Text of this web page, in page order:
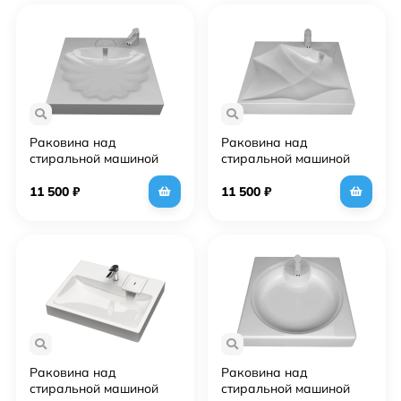
Раковина над
стиральной машиной
SuperSan Рицца 60х55
см
11 500 ₽
Раковина над
стиральной машиной
60х50 см
11 500 ₽
Раковина над
стиральной машиной
Раковина над
стиральной машиной